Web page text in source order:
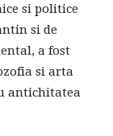
si politice
si de
a fost
si arta
antichitatea